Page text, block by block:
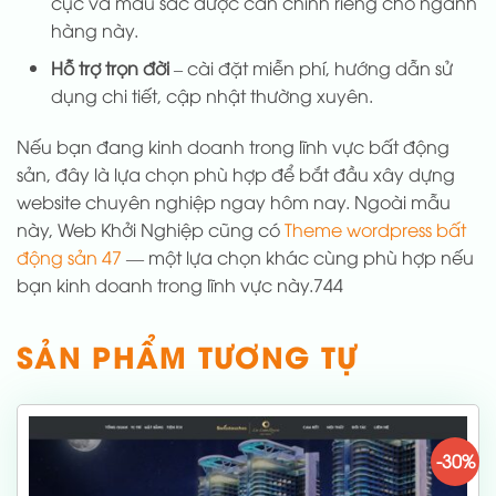
hàng này.
Hỗ trợ trọn đời– cài đặt miễn phí, hướng dẫn sử
dụng chi tiết, cập nhật thường xuyên.
Nếu bạn đang kinh doanh trong lĩnh vực bất động
sản, đây là lựa chọn phù hợp để bắt đầu xây dựng
website chuyên nghiệp ngay hôm nay. Ngoài mẫu
này, Web Khởi Nghiệp cũng cóTheme wordpress bất
động sản 47 — một lựa chọn khác cùng phù hợp nếu
bạn kinh doanh trong lĩnh vực này.744
SẢN PHẨM TƯƠNG TỰ
-30%